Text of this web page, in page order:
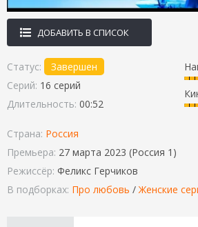
ДОБАВИТЬ В СПИСОК
Статус:
Завершен
Серий: 16 серий
Длительность: 00:52
Страна: Россия
Премьера: 27 марта 2023 (Россия 1)
Режиссёр: Феликс Герчиков
В подборках: Про любовь / Женские